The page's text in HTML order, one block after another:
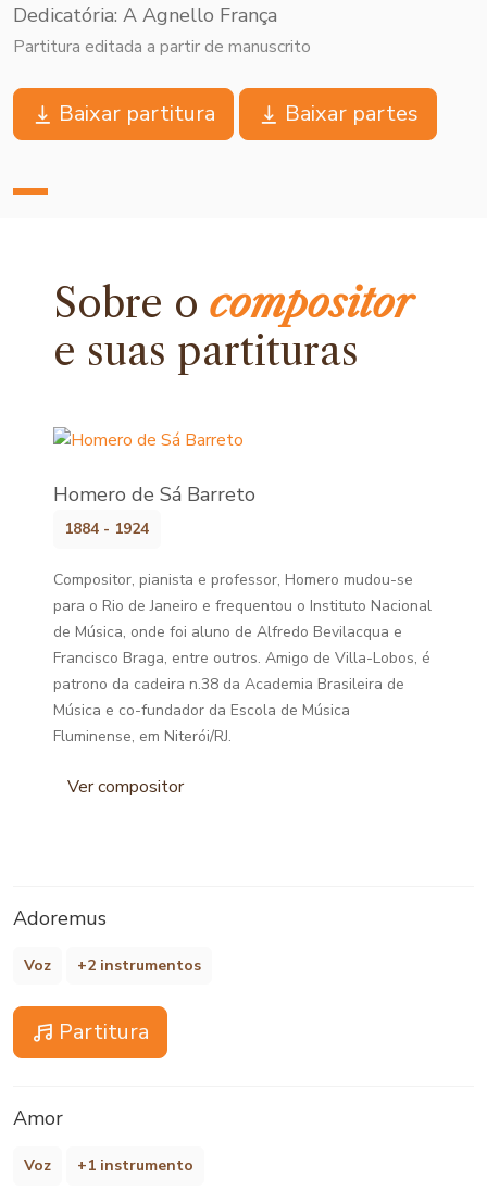
Dedicatória: A Agnello França
Partitura editada a partir de manuscrito
Baixar partitura Baixar partes
Sobre ocompositor
e suas partituras
Homero de Sá Barreto
1884 - 1924
Compositor, pianista e professor, Homero mudou-se
para o Rio de Janeiro e frequentou o Instituto Nacional
de Música, onde foi aluno de Alfredo Bevilacqua e
Francisco Braga, entre outros. Amigo de Villa-Lobos, é
patrono da cadeira n.38 da Academia Brasileira de
Música e co-fundador da Escola de Música
Fluminense, em Niterói/RJ.
Ver compositor
Adoremus
Voz +2 instrumentos
Partitura
Amor
Voz +1 instrumento